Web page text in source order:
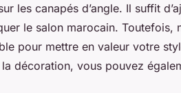
les canapés d’angle. Il suffit
le salon marocain. Toutefois,
pour mettre en valeur votre
décoration, vous pouvez